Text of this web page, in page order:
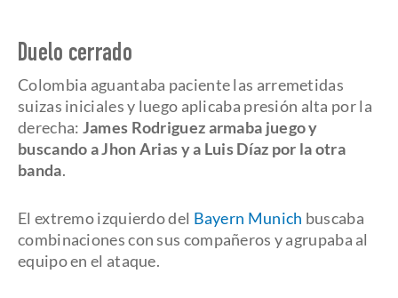
Duelo cerrado
Colombia aguantaba paciente las arremetidas
suizas iniciales y luego aplicaba presión alta por la
derecha: James Rodriguez armaba juego y
buscando a Jhon Arias y a Luis Díaz por la otra
banda.
El extremo izquierdo del Bayern Munich buscaba
combinaciones con sus compañeros y agrupaba al
equipo en el ataque.